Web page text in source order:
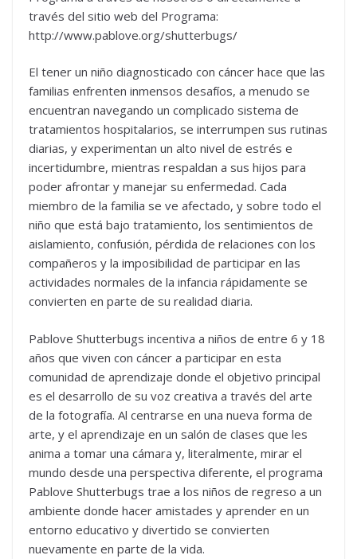
través del sitio web del Programa:
http://www.pablove.org/shutterbugs/
El tener un niño diagnosticado con cáncer hace que las
familias enfrenten inmensos desafíos, a menudo se
encuentran navegando un complicado sistema de
tratamientos hospitalarios, se interrumpen sus rutinas
diarias, y experimentan un alto nivel de estrés e
incertidumbre, mientras respaldan a sus hijos para
poder afrontar y manejar su enfermedad. Cada
miembro de la familia se ve afectado, y sobre todo el
niño que está bajo tratamiento, los sentimientos de
aislamiento, confusión, pérdida de relaciones con los
compañeros y la imposibilidad de participar en las
actividades normales de la infancia rápidamente se
convierten en parte de su realidad diaria.
Pablove Shutterbugs incentiva a niños de entre 6 y 18
años que viven con cáncer a participar en esta
comunidad de aprendizaje donde el objetivo principal
es el desarrollo de su voz creativa a través del arte
de la fotografía. Al centrarse en una nueva forma de
arte, y el aprendizaje en un salón de clases que les
anima a tomar una cámara y, literalmente, mirar el
mundo desde una perspectiva diferente, el programa
Pablove Shutterbugs trae a los niños de regreso a un
ambiente donde hacer amistades y aprender en un
entorno educativo y divertido se convierten
nuevamente en parte de la vida.